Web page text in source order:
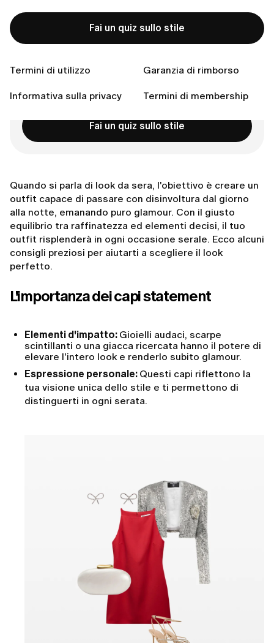
Fai un quiz sullo stile
Termini di utilizzo Garanzia di rimborso
Informativa sulla privacy Termini di membership
Quando si parla di look da sera, l'obiettivo è creare un
outfit capace di passare con disinvoltura dal giorno
alla notte, emanando puro glamour. Con il giusto
equilibrio tra raffinatezza ed elementi decisi, il tuo
outfit risplenderà in ogni occasione serale. Ecco alcuni
consigli preziosi per aiutarti a scegliere il look
perfetto.
L'importanza dei capi statement
Elementi d'impatto: Gioielli audaci, scarpe
scintillanti o una giacca ricercata hanno il potere di
elevare l'intero look e renderlo subito glamour.
Espressione personale: Questi capi riflettono la
tua visione unica dello stile e ti permettono di
distinguerti in ogni serata.
Pronta a trovare lo stile perfetto?
Fai un quiz sullo stile